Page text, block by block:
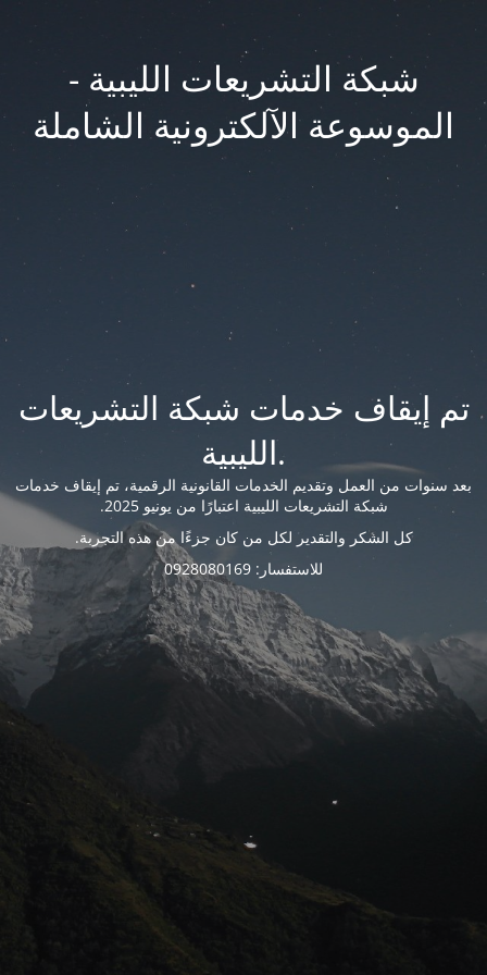
شبكة التشريعات الليبية -
الموسوعة الآلكترونية الشاملة
تم إيقاف خدمات شبكة التشريعات
الليبية.
بعد سنوات من العمل وتقديم الخدمات القانونية الرقمية، تم إيقاف خدمات
شبكة التشريعات الليبية اعتبارًا من يونيو 2025.
كل الشكر والتقدير لكل من كان جزءًا من هذه التجربة.
للاستفسار: 0928080169